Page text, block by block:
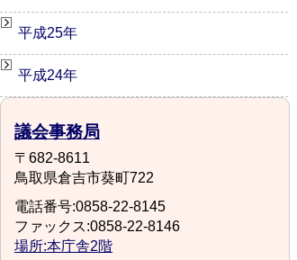
平成25年
平成24年
議会事務局
〒682-8611
鳥取県倉吉市葵町722
電話番号:0858-22-8145
ファックス:0858-22-8146
場所:本庁舎2階